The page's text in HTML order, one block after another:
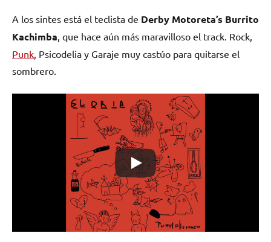
A los sintes está el teclista de Derby Motoreta’s Burrito
Kachimba , que hace aún más maravilloso el track. Rock,
Punk , Psicodelia y Garaje muy castúo para quitarse el
sombrero.